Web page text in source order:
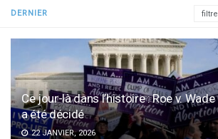
DERNIER filtre
Ce jour-là dans l’histoire : Roe v. Wade
a été décidé
22 JANVIER, 2026